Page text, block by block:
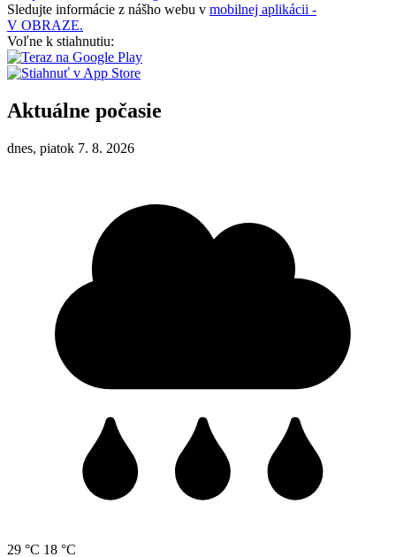
Sledujte informácie z nášho webu v mobilnej aplikácii -
V OBRAZE.
Voľne k stiahnutiu:
Aktuálne počasie
dnes, piatok 7. 8. 2026
29 °C 18 °C